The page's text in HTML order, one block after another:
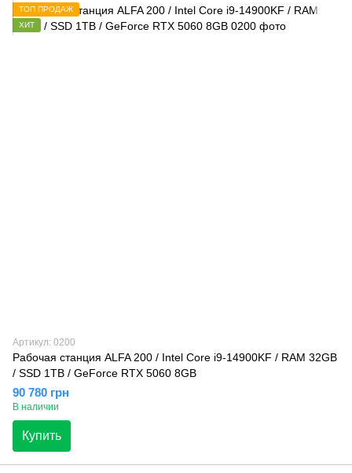
ТОП ПРОДАЖ
ХИТ
Артикул: 0200
Рабочая станция ALFA 200 / Intel Core i9-14900KF / RAM 32GB
/ SSD 1TB / GeForce RTX 5060 8GB
90 780 грн
В наличии
Купить